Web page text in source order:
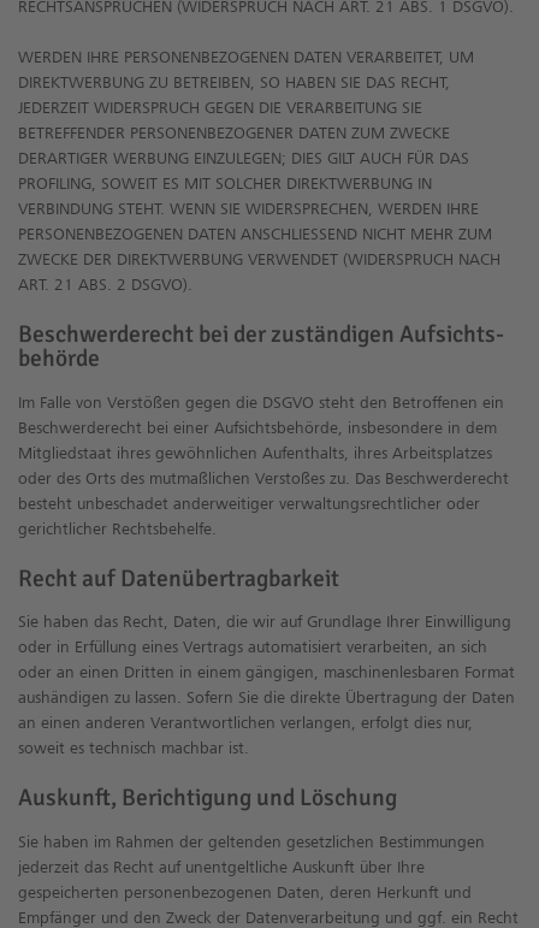
RECHTSANSPRÜCHEN (WIDERSPRUCH NACH ART. 21 ABS. 1 DSGVO).
WERDEN IHRE PERSONENBEZOGENEN DATEN VERARBEITET, UM
DIREKTWERBUNG ZU BETREIBEN, SO HABEN SIE DAS RECHT,
JEDERZEIT WIDERSPRUCH GEGEN DIE VERARBEITUNG SIE
BETREFFENDER PERSONENBEZOGENER DATEN ZUM ZWECKE
DERARTIGER WERBUNG EINZULEGEN; DIES GILT AUCH FÜR DAS
PROFILING, SOWEIT ES MIT SOLCHER DIREKTWERBUNG IN
VERBINDUNG STEHT. WENN SIE WIDERSPRECHEN, WERDEN IHRE
PERSONENBEZOGENEN DATEN ANSCHLIESSEND NICHT MEHR ZUM
ZWECKE DER DIREKTWERBUNG VERWENDET (WIDERSPRUCH NACH
ART. 21 ABS. 2 DSGVO).
Beschwerde­recht bei der zuständigen Aufsichts­
behörde
Im Falle von Verstößen gegen die DSGVO steht den Betroffenen ein
Beschwerderecht bei einer Aufsichtsbehörde, insbesondere in dem
Mitgliedstaat ihres gewöhnlichen Aufenthalts, ihres Arbeitsplatzes
oder des Orts des mutmaßlichen Verstoßes zu. Das Beschwerderecht
besteht unbeschadet anderweitiger verwaltungsrechtlicher oder
gerichtlicher Rechtsbehelfe.
Recht auf Daten­übertrag­barkeit
Sie haben das Recht, Daten, die wir auf Grundlage Ihrer Einwilligung
oder in Erfüllung eines Vertrags automatisiert verarbeiten, an sich
oder an einen Dritten in einem gängigen, maschinenlesbaren Format
aushändigen zu lassen. Sofern Sie die direkte Übertragung der Daten
an einen anderen Verantwortlichen verlangen, erfolgt dies nur,
soweit es technisch machbar ist.
Auskunft, Berichtigung und Löschung
Sie haben im Rahmen der geltenden gesetzlichen Bestimmungen
jederzeit das Recht auf unentgeltliche Auskunft über Ihre
gespeicherten personenbezogenen Daten, deren Herkunft und
Empfänger und den Zweck der Datenverarbeitung und ggf. ein Recht